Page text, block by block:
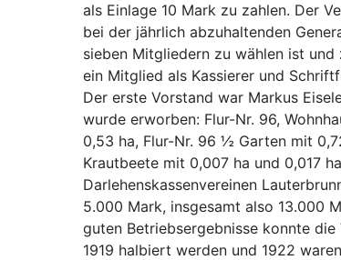
als Einlage 10 Mark zu zahlen. Der
bei der jährlich abzuhaltenden
sieben Mitgliedern zu wählen ist
ein Mitglied als Kassierer und
Der erste Vorstand war Markus
wurde erworben: Flur-Nr. 96,
0,53 ha, Flur-Nr. 96 ½ Garten mit
Krautbeete mit 0,007 ha und 0,017
Darlehenskassenvereinen
5.000 Mark, insgesamt also 13.000
guten Betriebsergebnisse konnte
1919 halbiert werden und 1922